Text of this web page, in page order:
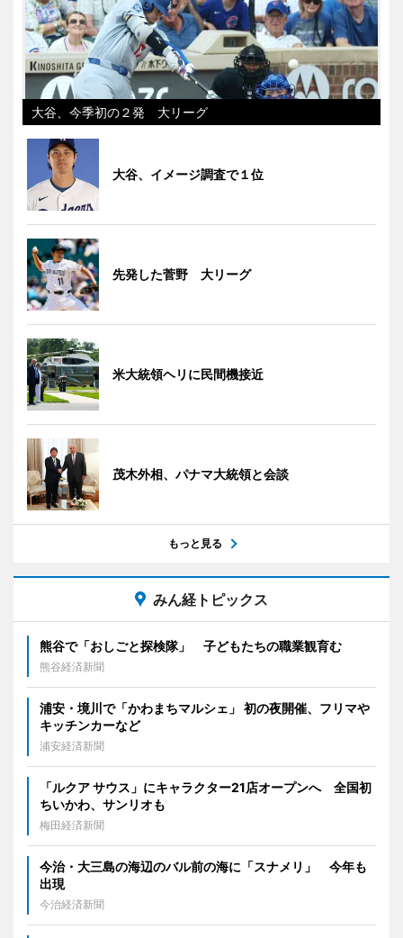
大谷、今季初の２発 大リーグ
大谷、イメージ調査で１位
先発した菅野 大リーグ
米大統領ヘリに民間機接近
茂木外相、パナマ大統領と会談
もっと見る
みん経トピックス
熊谷で「おしごと探検隊」 子どもたちの職業観育む
熊谷経済新聞
浦安・境川で「かわまちマルシェ」 初の夜開催、フリマや
キッチンカーなど
浦安経済新聞
「ルクア サウス」にキャラクター21店オープンへ 全国初
ちいかわ、サンリオも
梅田経済新聞
今治・大三島の海辺のバル前の海に「スナメリ」 今年も
出現
今治経済新聞